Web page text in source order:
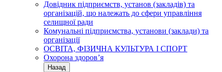
Довідник підприємств, установ (закладів) та
організацій, що належать до сфери управління
селищної ради
Комунальні підприємства, установи (заклади) та
організації
ОСВІТА, ФІЗИЧНА КУЛЬТУРА І СПОРТ
Охорона здоров’я
Назад